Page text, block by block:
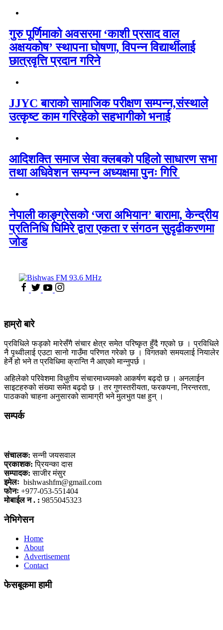
गुरु पूर्णिमाको अवसरमा ‘काशी प्रसाद वाल
अक्षयकोष’ स्थापना घोषणा, विपन्न विद्यार्थीलाई
छात्रवृत्ति प्रदान गरिने
JJYC बाराको सामाजिक परीक्षण सम्पन्न,संस्थाले
उत्कृष्ट काम गरिरहेको सहभागीको भनाई
आदिशक्ति समाज सेवा क्लबको पहिलो साधारण सभा
तथा अधिवेशन सम्पन्न अध्यक्षमा पुनः गिरि
नेपाली काङ्ग्रेसको ‘जरा अभियान’ बारामा, केन्द्रीय
प्रतिनिधि घिमिरे द्वारा एकता र संगठन सुदृढीकरणमा
जोड
हाम्रो बारे
प्रविधिले फड्को मारेसँगै संचार क्षेत्र समेत परिष्कृत हुँदै गएको छ । प्रविधिले
नै पृथ्वीलाई एउटा सानो गाउँमा परिणत गरेको छ । विगतको समयलाई नियालेर
हेर्ने हो भने त प्रविधिमा क्रान्ति नै आएको मान्नुपर्छ ।
अहिलेको परिवेशमा विधुतीय संचारमाध्यमको आकर्षण बढ्दो छ । अनलाईन
साइटहरुको संख्या समेत बढ्दो छ । तर गुणस्तरीयता, फरकपना, निरन्तरता,
पाठकको चाहना अनुसारको सामाग्री भने मुलभुत पक्ष हुन् ।
सम्पर्क
संचालक: सन्नी जयसवाल
प्रकाशक: प्रियन्का दास
सम्पादक: साजीर मंसुर
इमेलः bishwashfm@gmail.com
फोनः +977-053-551404
मोबाईल न . : 9855045323
नेभिगेसन
Home
About
Advertisement
Contact
फेसबूकमा हामी